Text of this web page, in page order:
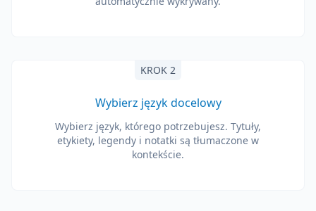
KROK 2
Wybierz język docelowy
Wybierz język, którego potrzebujesz. Tytuły,
etykiety, legendy i notatki są tłumaczone w
kontekście.